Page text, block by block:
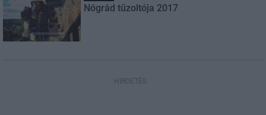
Nógrád tűzoltója 2017
HIRDETÉS